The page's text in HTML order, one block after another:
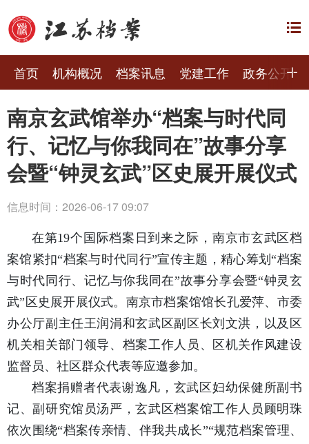
首页 机构概况 档案讯息 党建工作 政务公开
南京玄武馆举办“档案与时代同
行、记忆与你我同在”故事分享
会暨“钟灵玄武”区史展开展仪式
信息时间：2026-06-17 09:07
在第19个国际档案日到来之际，南京市玄武区档
案馆紧扣“档案与时代同行”宣传主题，精心筹划“档案
与时代同行、记忆与你我同在”故事分享会暨“钟灵玄
武”区史展开展仪式。南京市档案馆馆长孔爱萍、市委
办公厅副主任王润涓和玄武区副区长刘文洪，以及区
机关相关部门领导、档案工作人员、区机关作风建设
监督员、社区群众代表等应邀参加。
档案捐赠者代表谢逸凡，玄武区妇幼保健所副书
记、副研究馆员汤严，玄武区档案馆工作人员顾明珠
依次围绕“档案传亲情、伴我共成长”“规范档案管理、